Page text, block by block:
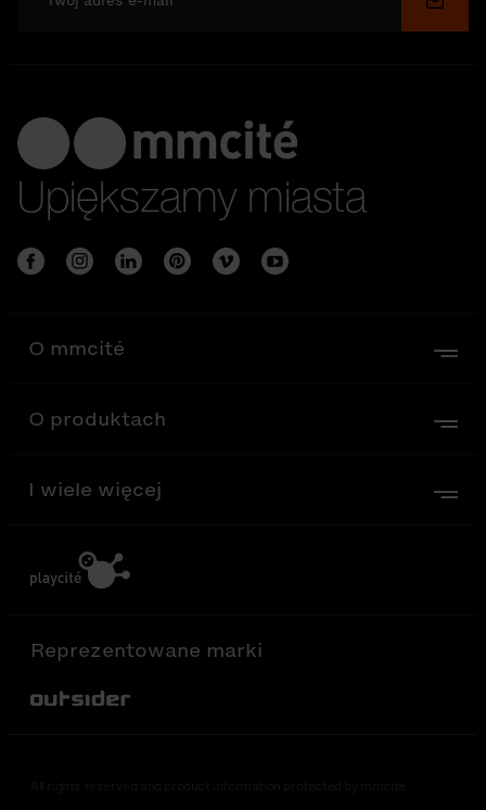
Upiększamy miasta
O mmcité
O produktach
I wiele więcej
Reprezentowane marki
Out-Sider